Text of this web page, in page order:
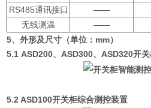
RS485通讯接口 ——
无线测温
——
5、外形及尺寸（单位：mm）
5.1 ASD200、ASD300、
5.2 ASD100开关柜综合测控装置